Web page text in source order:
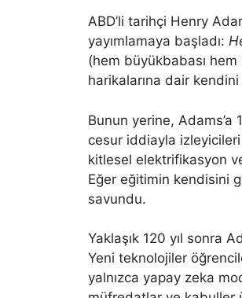
ABD’li tarihçi Henry
yayımlamaya başladı:
(hem büyükbabası
harikalarına dair
Bunun yerine,
cesur iddiayla
kitlesel elektrifikasyon
Eğer eğitimin kendisini
savundu.
Yaklaşık 120 yıl sonra
Yeni teknolojiler
yalnızca yapay zeka